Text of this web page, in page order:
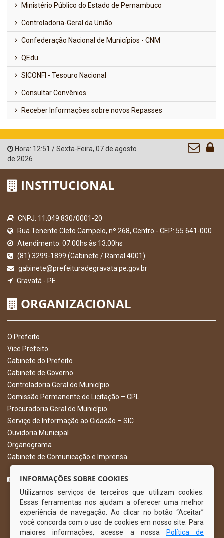
Ministério Público do Estado de Pernambuco
Controladoria-Geral da União
Confederação Nacional de Municípios - CNM
QEdu
SICONFI - Tesouro Nacional
Consultar Convênios
Receber Informações sobre novos Repasses
Hora: 12:51 /Sexta-Feira, 07 de agosto
de 2026
INSTITUCIONAL
CNPJ: 11.049.830/0001-20
Rua Tenente Cleto Campelo, nº 268, Centro - CEP: 55.641-000
Atendimento: 07:00hs às 13:00hs
(81) 3299-1899 (Gabinete / Ramal 4001)
gabinete@prefeituradegravata.pe.gov.br
Gravatá - PE
ORGANIZACIONAL
O Prefeito
Vice Prefeito
Gabinete do Prefeito
Gabinete de Governo
Controladoria Geral do Município
Comissão Permanente de Licitação – CPL
Procuradoria Geral do Município
Serviço de Informação ao Cidadão – SIC
Ouvidoria Municipal
Organograma
Gabinete de Comunicação e Imprensa
CURTA NOSSA FAN PAGE
INFORMAÇÕES SOBRE COOKIES
Utilizamos serviços de terceiros que utilizam cookies.
Essas ferramentas nos ajudam a oferecer uma melhor
experiência de navegação. Ao clicar no botão “Aceitar”
você concorda com o uso de cookies em nosso site. Para
maiores informações, acesse a nossa
Política de